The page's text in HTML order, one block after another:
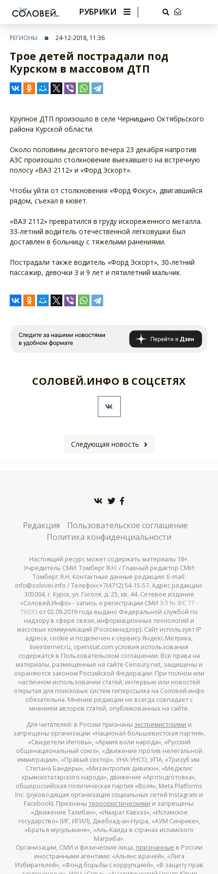
РУБРИКИ
РЕГИОНЫ 24-12-2018, 11:36
Трое детей пострадали под
Курском в массовом ДТП
Крупное ДТП произошло в селе Черницыно Октябрьского
района Курской области.
Около половины десятого вечера 23 декабря напротив
АЗС произошло столкновение выехавшего на встречную
полосу «ВАЗ 2112» и «Форд Эскорт».
Чтобы уйти от столкновения «Форд Фокус», двигавшийся
рядом, съехал в кювет.
«ВАЗ 2112» превратился в груду искореженного металла.
33-летний водитель отечественной легковушки был
доставлен в больницу с тяжелыми ранениями.
Пострадали также водитель «Форд Эскорт», 30-летний
пассажир, девочки 3 и 9 лет и пятилетний мальчик.
СОЛОВЕЙ.ИНФО В СОЦСЕТЯХ
Следующая новость
Редакция
Пользовательское соглашение
Политика конфиденциальности
Настоящий ресурс может содержать материалы 18+.
Учредитель СМИ: Томберг Я.Н. / Главный редактор СМИ:
Томберг Я.Н. Контактные данные редакции: E-mail:
info@solovei.info / Телефон:+7(4712) 54-15-57. Адрес редакции:
305004, г. Курск, ул. Гоголя, д. 25, кв. 44. Сетевое издание
«Соловей.Инфо» - запись о регистрации СМИ ЭЛ № ФС 77 -
76535от 02.09.2019 года выдано Федеральной службой по
надзору в сфере связи, информационных технологий и
массовых коммуникаций (Роскомнадзор). Сайт использует IP
адреса, cookie и подключен к сервису Яндекс.Метрика,
liveinternet.ru, openstat.com условия использования
содержатся в Пользовательском соглашении. Все права на
материалы, размещенные на сайте Censury.net, защищены и
охраняются законом Российской Федерации. При полном или
частичном использовании статей, интервью или новостей
открытая для поисковых систем гиперссылка на Соловей.инфо
обязательна. Мнение редакции не всегда совпадает с
мнением авторов статей, опубликованных на сайте.
Для читателей: в России признаны экстремистскими и
запрещены организации «Национал-большевистская партия»,
«Свидетели Иеговы», «Армия воли народа», «Русский
общенациональный союз», «Движение против нелегальной
иммиграции», «Правый сектор», УНА-УНСО, УПА, «Тризуб им.
Степана Бандеры», «Мизантропик дивижн», «Меджлис
крымскотатарского народа», движение «Артподготовка»,
общероссийская политическая партия «Воля», Meta Platforms
Inc. (руководящая организация социальных сетей Instagram и
Facebook). Признаны террористическими и запрещены:
«Движение Талибан», «Имарат Кавказ», «Исламское
государство» (ИГ, ИГИЛ), Джебхад-ан-Нусра, «АУМ Синрике»,
«Братья-мусульмане», «Аль-Каида в странах исламского
Магриба».
Организации, СМИ и физические лица, признанные в России
иностранными агентами: «Альянс врачей», «Лига
Избирателей», «Фонд борьбы с коррупцией», «В защиту прав